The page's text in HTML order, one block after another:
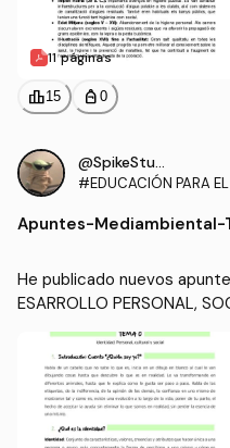
11 páginas
leaderboard15 personal_bag 0
@SpikeStudy
#EDUCACIÓN PARA
SOCIAL Y MEDIO
Apuntes-Mediambiental-
He publicado nuevos
ESARROLLO PERSONAL,
mbiental-TEMA-1-2-3.pdf